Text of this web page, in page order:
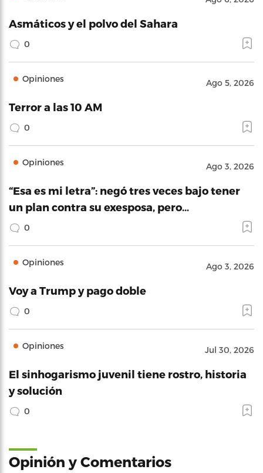
Asmáticos y el polvo del Sahara
0
Opiniones Ago 5, 2026
Terror a las 10 AM
0
Opiniones Ago 3, 2026
“Esa es mi letra”: negó tres veces bajo tener
un plan contra su exesposa, pero…
0
Opiniones Ago 3, 2026
Voy a Trump y pago doble
0
Opiniones Jul 30, 2026
El sinhogarismo juvenil tiene rostro, historia
y solución
0
Opinión y Comentarios